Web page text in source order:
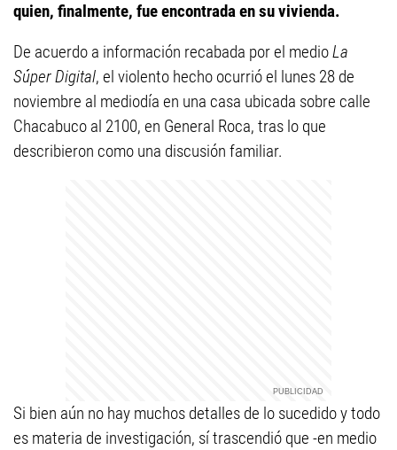
quien, finalmente, fue encontrada en su vivienda.
De acuerdo a información recabada por el medioLa
Súper Digital, el violento hecho ocurrió el lunes 28 de
noviembre al mediodía en una casa ubicada sobre calle
Chacabuco al 2100, en General Roca, tras lo que
describieron como una discusión familiar.
Si bien aún no hay muchos detalles de lo sucedido y todo
es materia de investigación, sí trascendió que -en medio